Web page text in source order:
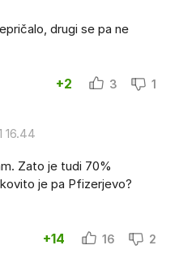
drugi se pa ne
+2 3 1
16.44
Zato je tudi 70%
je pa Pfizerjevo?
+14 16 2